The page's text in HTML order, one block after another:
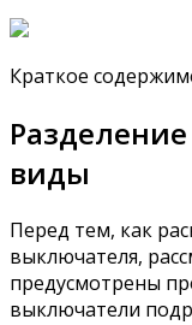
Краткое
виды
Перед тем, как
выключателя,
предусмотрены
выключатели